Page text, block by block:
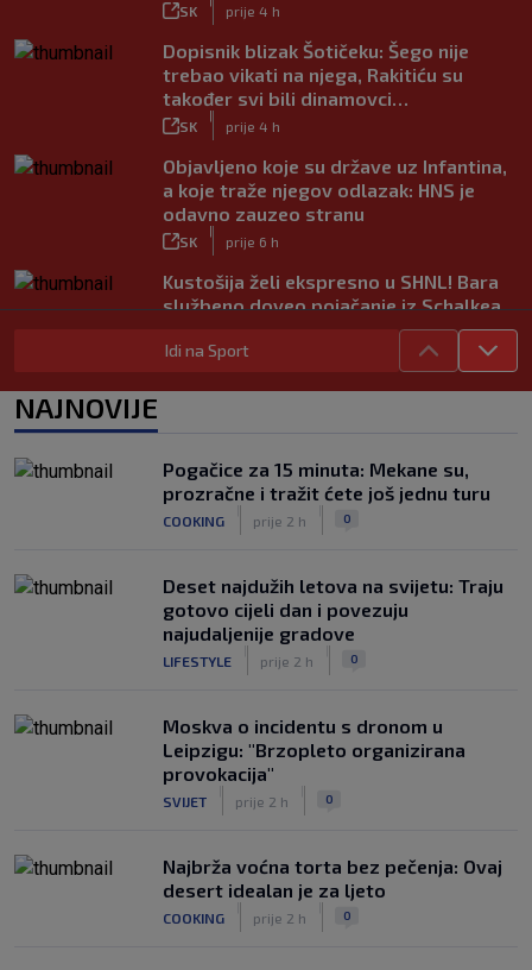
SK prije 4 h
Dopisnik blizak Šotičeku: Šego nije
trebao vikati na njega, Rakitiću su
također svi bili dinamovci…
SK prije 4 h
Objavljeno koje su države uz Infantina,
a koje traže njegov odlazak: HNS je
odavno zauzeo stranu
SK prije 6 h
Kustošija želi ekspresno u SHNL! Bara
službeno doveo pojačanje iz Schalkea
Tomiyasu se vraća u Premier ligu,
postat će suigrač bivšeg Vatrenog
Veliko priznanje za hrvatskog
stručnjaka: Jurica Žuža novi je pomoćni
trener Barcelone
|
prije 4 h
Idi na Sport
NAJNOVIJE
Pogačice za 15 minuta: Mekane su,
prozračne i tražit ćete još jednu turu
COOKING prije 2 h 0
Deset najdužih letova na svijetu: Traju
gotovo cijeli dan i povezuju
najudaljenije gradove
LIFESTYLE prije 2 h 0
Moskva o incidentu s dronom u
Leipzigu: "Brzopleto organizirana
provokacija"
SVIJET prije 2 h 0
Najbrža voćna torta bez pečenja: Ovaj
desert idealan je za ljeto
COOKING prije 2 h 0